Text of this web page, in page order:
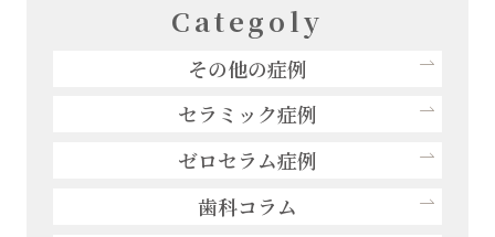
Categoly
その他の症例
セラミック症例
ゼロセラム症例
歯科コラム